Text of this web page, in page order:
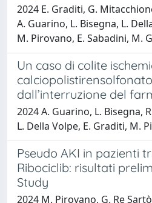
2024 E. Graditi, G.
A. Guarino, L. Bisegna, L.
M. Pirovano, E. Sabadini, M.
Un caso di colite
dall’interruzione del
2024 A. Guarino, L. Bisegna,
L. Della Volpe, E. Graditi, M.
Pseudo AKI in pazienti
Ribociclib: risultati
Study
2024 M. Pirovano, G. Re